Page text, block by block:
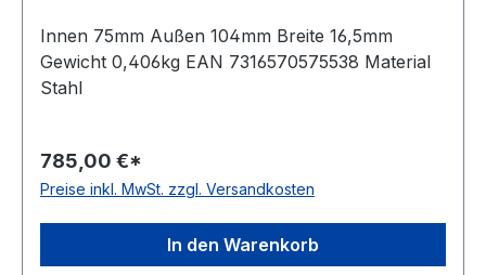
Innen 75mm Außen 104mm Breite 16,5mm
Gewicht 0,406kg EAN 7316570575538 Material
Stahl
785,00 €*
Preise inkl. MwSt. zzgl. Versandkosten
In den Warenkorb